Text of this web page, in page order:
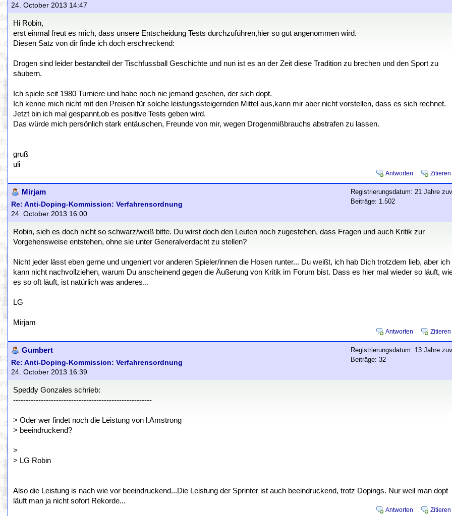
24. October 2013 14:47
Hi Robin,
erst einmal freut es mich, dass unsere Entscheidung Tests durchzuführen,hier so gut angenommen wird.
Diesen Satz von dir finde ich doch erschreckend:
Drogen sind leider bestandteil der Tischfussball Geschichte und nun ist es an der Zeit diese Tradition zu brechen und den Sport zu
säubern.
Ich spiele seit 1980 Turniere und habe noch nie jemand gesehen, der sich dopt.
Ich kenne mich nicht mit den Preisen für solche leistungssteigernden Mittel aus,kann mir aber nicht vorstellen, dass es sich rechnet.
Jetzt bin ich mal gespannt,ob es positive Tests geben wird.
Das würde mich persönlich stark entäuschen, Freunde von mir, wegen Drogenmißbrauchs abstrafen zu lassen.
gruß
uli
Antworten Zitieren
Mirjam
Re: Anti-Doping-Kommission: Verfahrensordnung
24. October 2013 16:00
Registrierungsdatum: 21 Jahre
Beiträge: 1.502
Robin, sieh es doch nicht so schwarz/weiß bitte. Du wirst doch den Leuten noch zugestehen, dass Fragen und auch Kritik zur
Vorgehensweise entstehen, ohne sie unter Generalverdacht zu stellen?
Nicht jeder lässt eben gerne und ungeniert vor anderen Spieler/innen die Hosen runter... Du weißt, ich hab Dich trotzdem lieb, aber ich
kann nicht nachvollziehen, warum Du anscheinend gegen die Äußerung von Kritik im Forum bist. Dass es hier mal wieder so läuft,
es so oft läuft, ist natürlich was anderes...
LG
Mirjam
Antworten Zitieren
Gumbert
Re: Anti-Doping-Kommission: Verfahrensordnung
24. October 2013 16:39
Registrierungsdatum: 13 Jahre
Beiträge: 32
Speddy Gonzales schrieb:
-------------------------------------------------------
> Oder wer findet noch die Leistung von l.Amstrong
> beeindruckend?
>
> LG Robin
Also die Leistung is nach wie vor beeindruckend...Die Leistung der Sprinter ist auch beeindruckend, trotz Dopings. Nur weil man dopt
läuft man ja nicht sofort Rekorde...
Antworten Zitieren